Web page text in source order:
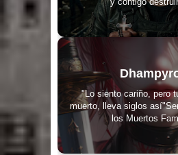
"Lo siento cariño, pero
muerto, lleva siglos
los Muertos